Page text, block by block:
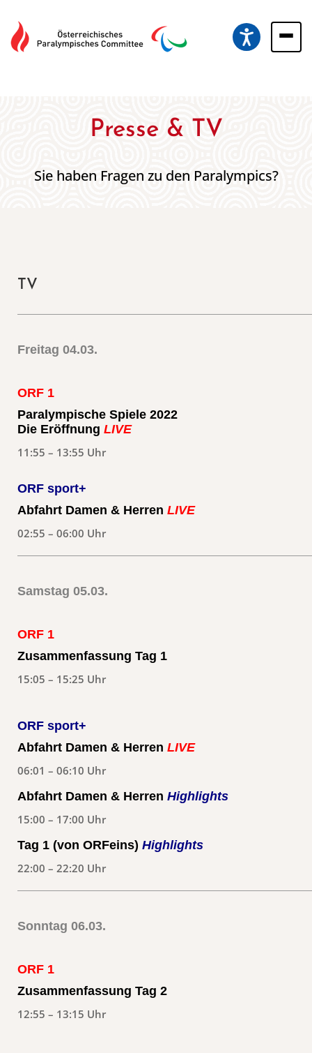
Presse & TV
Sie haben Fragen zu den Paralympics?
TV
Freitag 04.03.
ORF 1
Paralympische Spiele 2022
Die Eröffnung LIVE
11:55 – 13:55 Uhr
ORF sport+
Abfahrt Damen & Herren LIVE
02:55 – 06:00 Uhr
Samstag 05.03.
ORF 1
Zusammenfassung Tag 1
15:05 – 15:25 Uhr
ORF sport+
Abfahrt Damen & Herren LIVE
06:01 – 06:10 Uhr
Abfahrt Damen & Herren Highlights
15:00 – 17:00 Uhr
Tag 1 (von ORFeins) Highlights
22:00 – 22:20 Uhr
Sonntag 06.03.
ORF 1
Zusammenfassung Tag 2
12:55 – 13:15 Uhr